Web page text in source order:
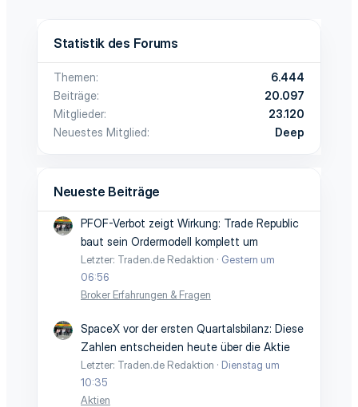
Statistik des Forums
Themen
6.444
Beiträge
20.097
Mitglieder
23.120
Neuestes Mitglied
Deep
Neueste Beiträge
PFOF-Verbot zeigt Wirkung: Trade Republic
baut sein Ordermodell komplett um
Letzter: Traden.de Redaktion
Gestern um
06:56
Broker Erfahrungen & Fragen
SpaceX vor der ersten Quartalsbilanz: Diese
Zahlen entscheiden heute über die Aktie
Letzter: Traden.de Redaktion
Dienstag um
10:35
Aktien